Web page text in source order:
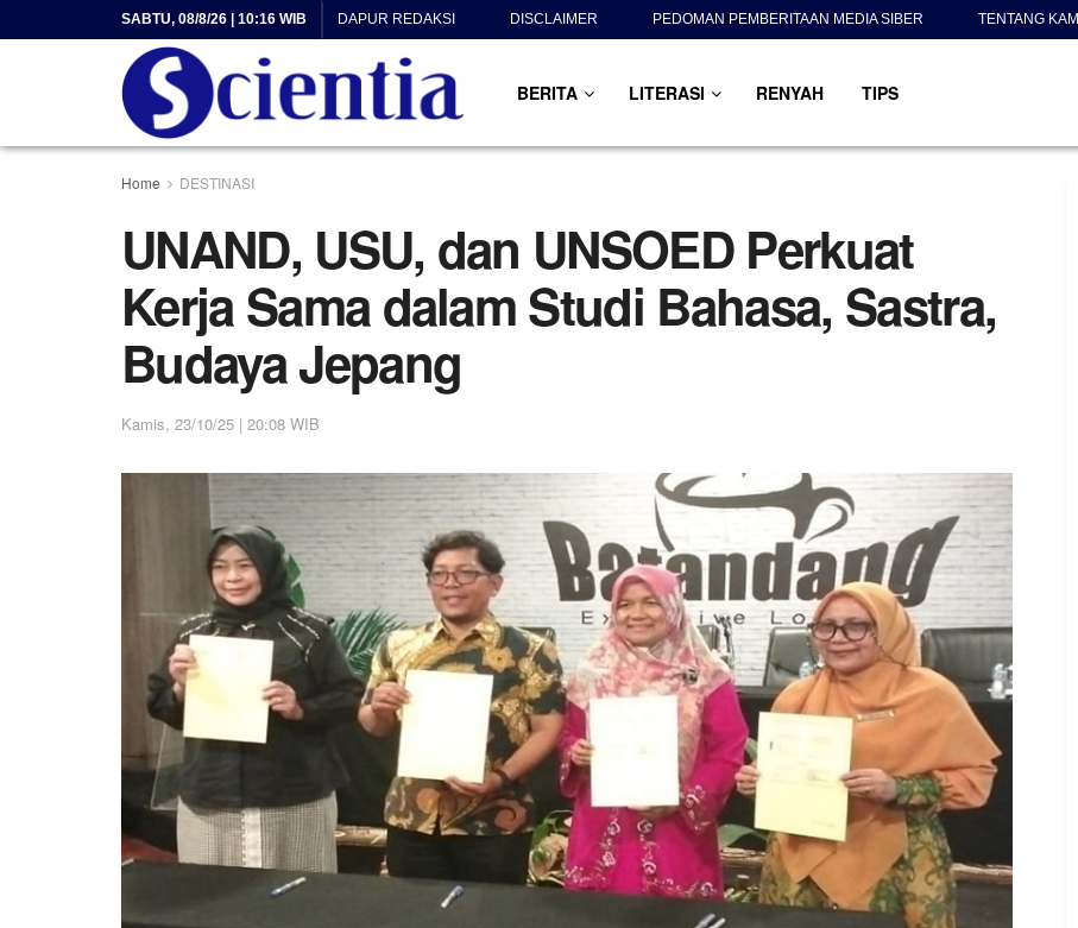
SABTU, 08/8/26 | 10:16 WIB DAPUR REDAKSI DISCLAIMER PEDOMAN PEMBERITAAN MEDIA SIBER TENTANG KAMI
BERITA LITERASI RENYAH TIPS
Home DESTINASI
UNAND, USU, dan UNSOED Perkuat
Kerja Sama dalam Studi Bahasa, Sastra,
Budaya Jepang
Kamis, 23/10/25 | 20:08 WIB